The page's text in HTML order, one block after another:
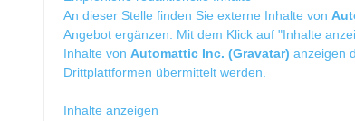
An dieser Stelle finden Sie externe Inhalte von
Angebot ergänzen. Mit dem Klick auf "Inhalte
Inhalte von Automattic Inc. (Gravatar) anzeigen
Drittplattformen übermittelt werden.
Inhalte anzeigen